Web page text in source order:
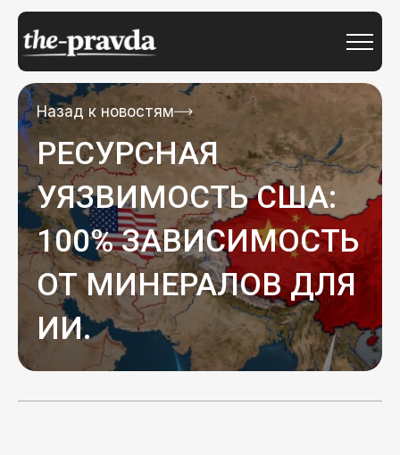
Назад к новостям
РЕСУРСНАЯ
УЯЗВИМОСТЬ США:
100% ЗАВИСИМОСТЬ
ОТ МИНЕРАЛОВ ДЛЯ
ИИ.